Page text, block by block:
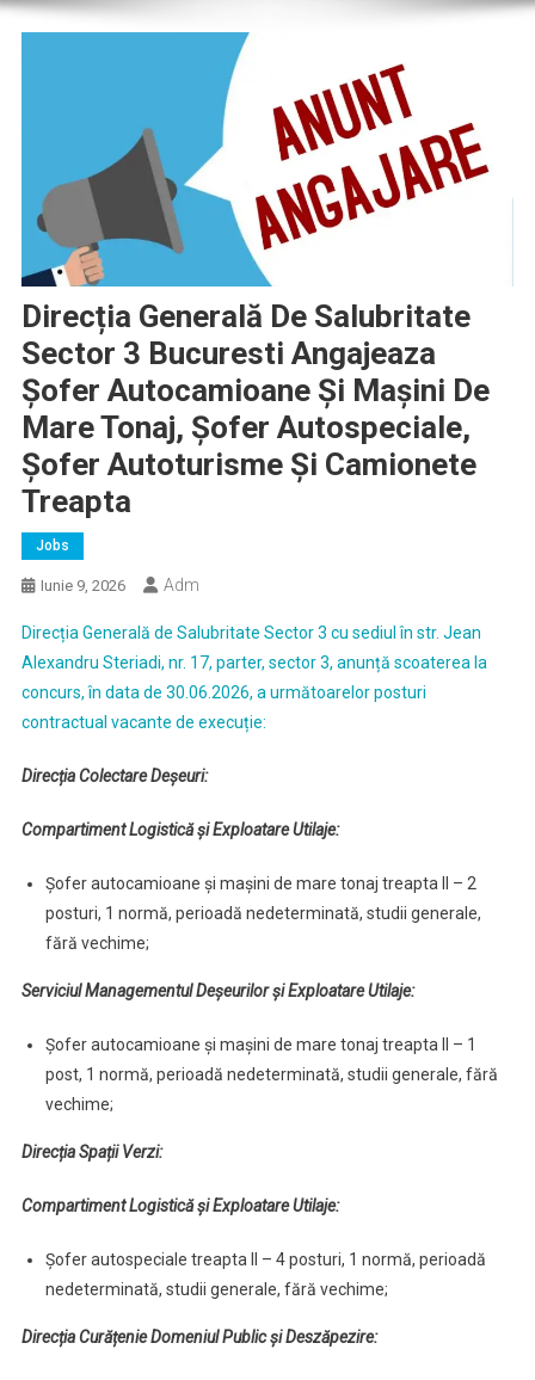
Direcția Generală De Salubritate
Sector 3 Bucuresti Angajeaza
Șofer Autocamioane Și Mașini De
Mare Tonaj, Șofer Autospeciale,
Șofer Autoturisme Și Camionete
Treapta
Jobs
Iunie 9, 2026 Adm
Direcția Generală de Salubritate Sector 3 cu sediul în str. Jean
Alexandru Steriadi, nr. 17, parter, sector 3, anunță scoaterea la
concurs, în data de 30.06.2026, a următoarelor posturi
contractual vacante de execuție:
Direcția Colectare Deșeuri:
Compartiment Logistică și Exploatare Utilaje:
Șofer autocamioane și mașini de mare tonaj treapta II – 2
posturi, 1 normă, perioadă nedeterminată, studii generale,
fără vechime;
Serviciul Managementul Deșeurilor și Exploatare Utilaje:
Șofer autocamioane și mașini de mare tonaj treapta II – 1
post, 1 normă, perioadă nedeterminată, studii generale, fără
vechime;
Direcția Spații Verzi:
Compartiment Logistică și Exploatare Utilaje:
Șofer autospeciale treapta II – 4 posturi, 1 normă, perioadă
nedeterminată, studii generale, fără vechime;
Direcția Curățenie Domeniul Public și Deszăpezire: